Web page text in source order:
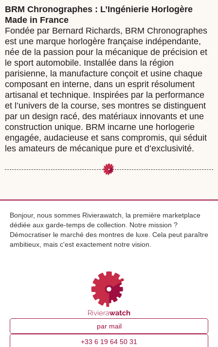
BRM Chronographes : L’Ingénierie Horlogère
Made in France
Fondée par Bernard Richards, BRM Chronographes
est une marque horlogère française indépendante,
née de la passion pour la mécanique de précision et
le sport automobile. Installée dans la région
parisienne, la manufacture conçoit et usine chaque
composant en interne, dans un esprit résolument
artisanal et technique. Inspirées par la performance
et l’univers de la course, ses montres se distinguent
par un design racé, des matériaux innovants et une
construction unique. BRM incarne une horlogerie
engagée, audacieuse et sans compromis, qui séduit
les amateurs de mécanique pure et d’exclusivité.
Bonjour, nous sommes Rivierawatch, la première marketplace
dédiée aux garde-temps de collection. Notre mission ?
Démocratiser le marché des montres de luxe. Cela peut paraître
ambitieux, mais c'est exactement notre vision.
par mail
+33 6 19 64 50 31